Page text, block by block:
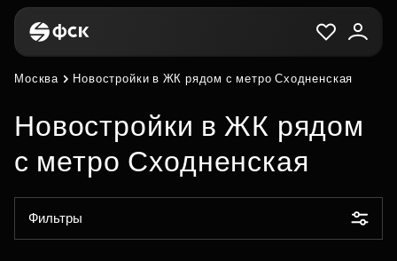
Москва Новостройки в ЖК рядом с метро Сходненская
Новостройки в ЖК рядом
с метро Сходненская
Фильтры